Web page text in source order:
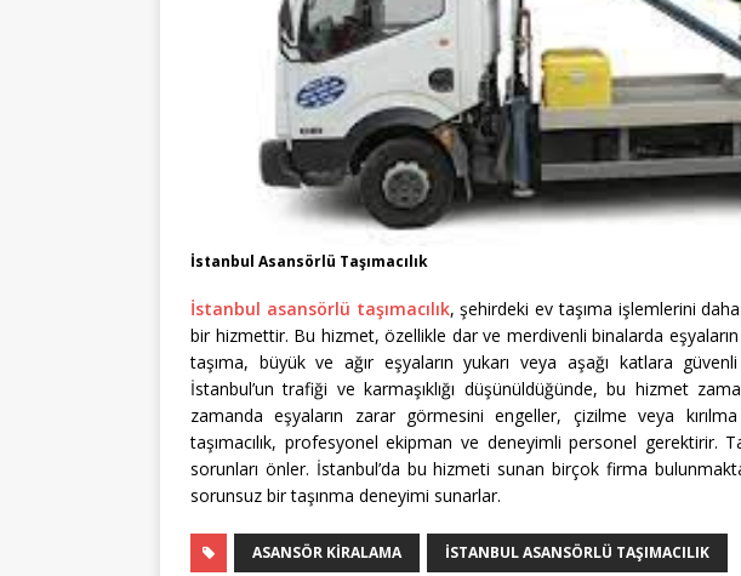
İstanbul Asansörlü Taşımacılık
İstanbul asansörlü taşımacılık, şehirdeki ev taşıma işlemlerini
bir hizmettir. Bu hizmet, özellikle dar ve merdivenli binalarda eşyaların
taşıma, büyük ve ağır eşyaların yukarı veya aşağı katlara
İstanbul’un trafiği ve karmaşıklığı düşünüldüğünde, bu hizmet
zamanda eşyaların zarar görmesini engeller, çizilme veya
taşımacılık, profesyonel ekipman ve deneyimli personel gerektirir.
sorunları önler. İstanbul’da bu hizmeti sunan birçok firma
sorunsuz bir taşınma deneyimi sunarlar.
ASANSÖR KIRALAMA İSTANBUL ASANSÖRLÜ TAŞIMACILIK